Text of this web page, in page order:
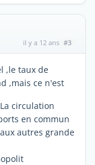
il y a 12 ans #3
,le taux de
,mais ce n'est
circulation
en commun
autres grande